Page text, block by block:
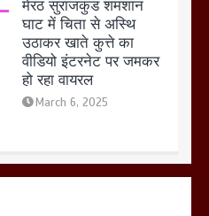
होलिका रखने पर लात मार
कर होलिका को किया तहस
नहस,मोहल्ले वालों के साथ
की गई गाली गलोच ,कहा
अगर रखी गई होली तो होगा
खून खराबा,